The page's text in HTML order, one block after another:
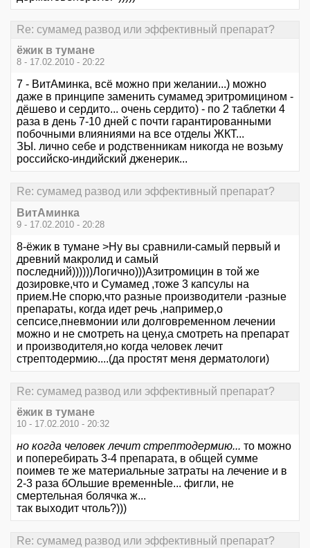
Re: сумамед развод или эффективный препарат?
ёжик в тумане
8 - 17.02.2010 - 20:22
7 - ВитАминка, всё можно при желании...) можно
даже в принципе заменить сумамед эритромицином -
дёшево и сердито... очень сердито) - по 2 таблетки 4
раза в день 7-10 дней с почти гарантированными
побочными влияниями на все отделы ЖКТ...
ЗЫ. лично себе и родственникам никогда не возьму
российско-индийский дженерик...
Re: сумамед развод или эффективный препарат?
ВитАминка
9 - 17.02.2010 - 20:28
8-ёжик в тумане >Ну вы сравнили-самый первый и
древний макролид и самый
последний))))))Логично)))Азитромицин в той же
дозировке,что и Сумамед ,тоже 3 капсулы на
прием.Не спорю,что разные производители -разные
препараты, когда идет речь ,например,о
сепсисе,пневмонии или долговременном лечении
можно и не смотреть на цену,а смотреть на препарат
и производителя,но когда человек лечит
стрептодермию....(да простят меня дерматологи)
Re: сумамед развод или эффективный препарат?
ёжик в тумане
10 - 17.02.2010 - 20:32
но когда человек лечит стрептодермию... то можно
и поперебирать 3-4 препарата, в общей сумме
поимев те же материальные затраты на лечение и в
2-3 раза бОльшие временнЫе... фигли, не
смертельная болячка ж...
так выходит чтоль?)))
Re: сумамед развод или эффективный препарат?